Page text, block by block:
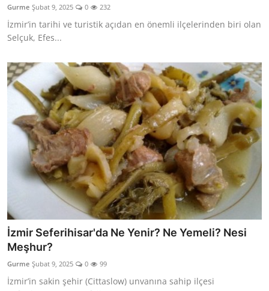
Gurme Şubat 9, 2025 0 232
İzmir’in tarihi ve turistik açıdan en önemli ilçelerinden biri olan
Selçuk, Efes...
İzmir Seferihisar'da Ne Yenir? Ne Yemeli? Nesi
Meşhur?
Gurme Şubat 9, 2025 0 99
İzmir’in sakin şehir (Cittaslow) unvanına sahip ilçesi